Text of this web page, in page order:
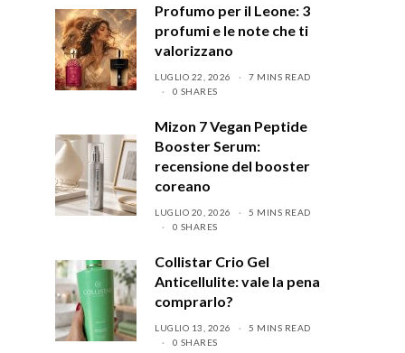
Profumo per il Leone: 3
profumi e le note che ti
valorizzano
LUGLIO 22, 2026
7 MINS READ
0 SHARES
Mizon 7 Vegan Peptide
Booster Serum:
recensione del booster
coreano
LUGLIO 20, 2026
5 MINS READ
0 SHARES
Collistar Crio Gel
Anticellulite: vale la pena
comprarlo?
LUGLIO 13, 2026
5 MINS READ
0 SHARES